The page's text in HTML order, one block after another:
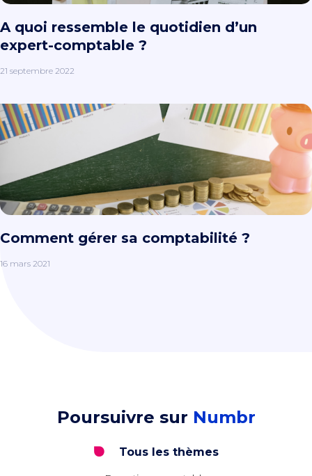
A quoi ressemble le quotidien d’un
expert-comptable ?
21 septembre 2022
Comment gérer sa comptabilité ?
16 mars 2021
Poursuivre sur Numbr
Tous les thèmes